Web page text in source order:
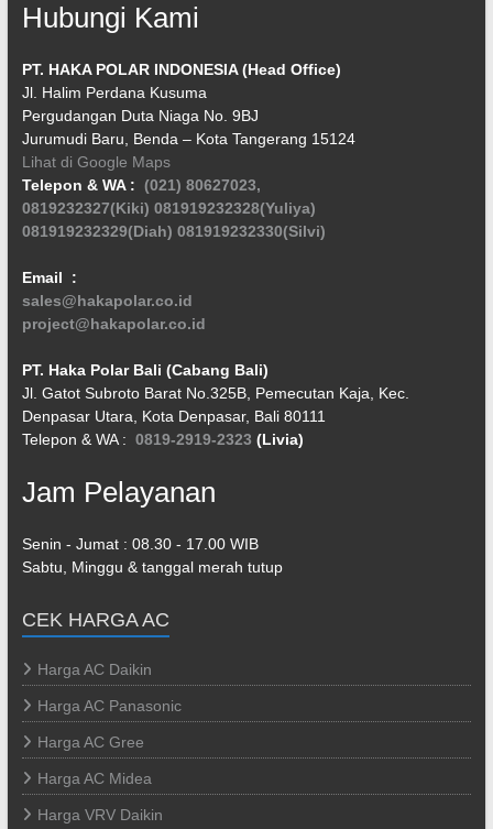
Hubungi Kami
PT. HAKA POLAR INDONESIA (Head Office)
Jl. Halim Perdana Kusuma
Pergudangan Duta Niaga No. 9BJ
Jurumudi Baru, Benda – Kota Tangerang 15124
Lihat di Google Maps
Telepon & WA : (021) 80627023,
0819232327(Kiki) 081919232328(Yuliya)
081919232329(Diah) 081919232330(Silvi)
Email :
sales@hakapolar.co.id
project@hakapolar.co.id
PT. Haka Polar Bali (Cabang Bali)
Jl. Gatot Subroto Barat No.325B, Pemecutan Kaja, Kec.
Denpasar Utara, Kota Denpasar, Bali 80111
Telepon & WA : 0819-2919-2323 (Livia)
Jam Pelayanan
Senin - Jumat : 08.30 - 17.00 WIB
Sabtu, Minggu & tanggal merah tutup
CEK HARGA AC
Harga AC Daikin
Harga AC Panasonic
Harga AC Gree
Harga AC Midea
Harga VRV Daikin